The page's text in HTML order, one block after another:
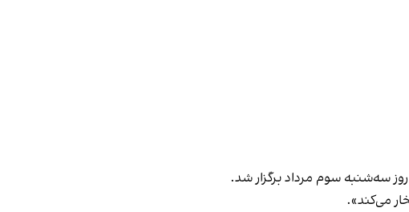
روز سه‌شنبه سوم مرداد برگزار شد.
می‌کند».